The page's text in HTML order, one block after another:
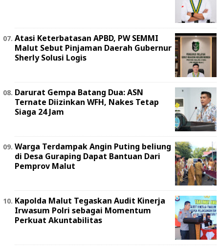
Atasi Keterbatasan APBD, PW SEMMI
Malut Sebut Pinjaman Daerah Gubernur
Sherly Solusi Logis
Darurat Gempa Batang Dua: ASN
Ternate Diizinkan WFH, Nakes Tetap
Siaga 24 Jam
Warga Terdampak Angin Puting beliung
di Desa Guraping Dapat Bantuan Dari
Pemprov Malut
Kapolda Malut Tegaskan Audit Kinerja
Irwasum Polri sebagai Momentum
Perkuat Akuntabilitas